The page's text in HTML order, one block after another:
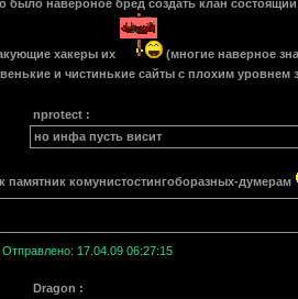
было навероное бред создать клан
хакеры их
(многие наверное
и чистинькие сайты с плохим уровнем
nprotect :
но инфа пусть висит
памятник комунистостингоборазных-думерам
Отправлено: 17.04.09 06:27:15
Dragon :